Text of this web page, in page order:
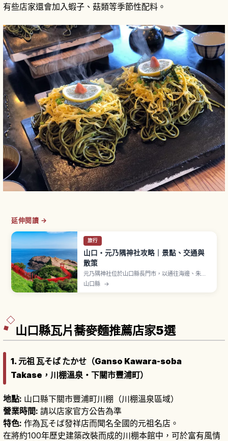
有些店家還會加入蝦子、菇類等季節性配料。
延伸閱讀 →
旅行
山口・元乃隅神社攻略｜景點、交通與
散策
元乃隅神社位於山口縣長門市，以通往海邊、朱紅
鳥居連綿排列的景觀而聞名，神社坐落於眺望日本
海的高台。123座紅鳥居延伸向日本海，與藍天碧海
山口縣 →
山口縣瓦片蕎麥麵推薦店家5選
1. 元祖 瓦そば たかせ（Ganso Kawara-soba
Takase，川棚溫泉・下關市豐浦町）
地點: 山口縣下關市豐浦町川棚（川棚溫泉區域）
營業時間: 請以店家官方公告為準
特色: 作為瓦そば發祥店而聞名全國的元祖名店。
在將約100年歷史建築改裝而成的川棚本館中，可於富有風情